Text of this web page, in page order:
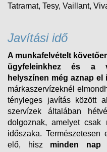
Tatramat, Tesy, Vaillant,
Javítási idő
A munkafelvételt
ügyfeleinkhez és a
helyszínen még aznap el
márkaszervízeknél
tényleges javítás között
szervízek általában
dolgoznak, amelyet csak
időszaka.
elő, hisz minden nap